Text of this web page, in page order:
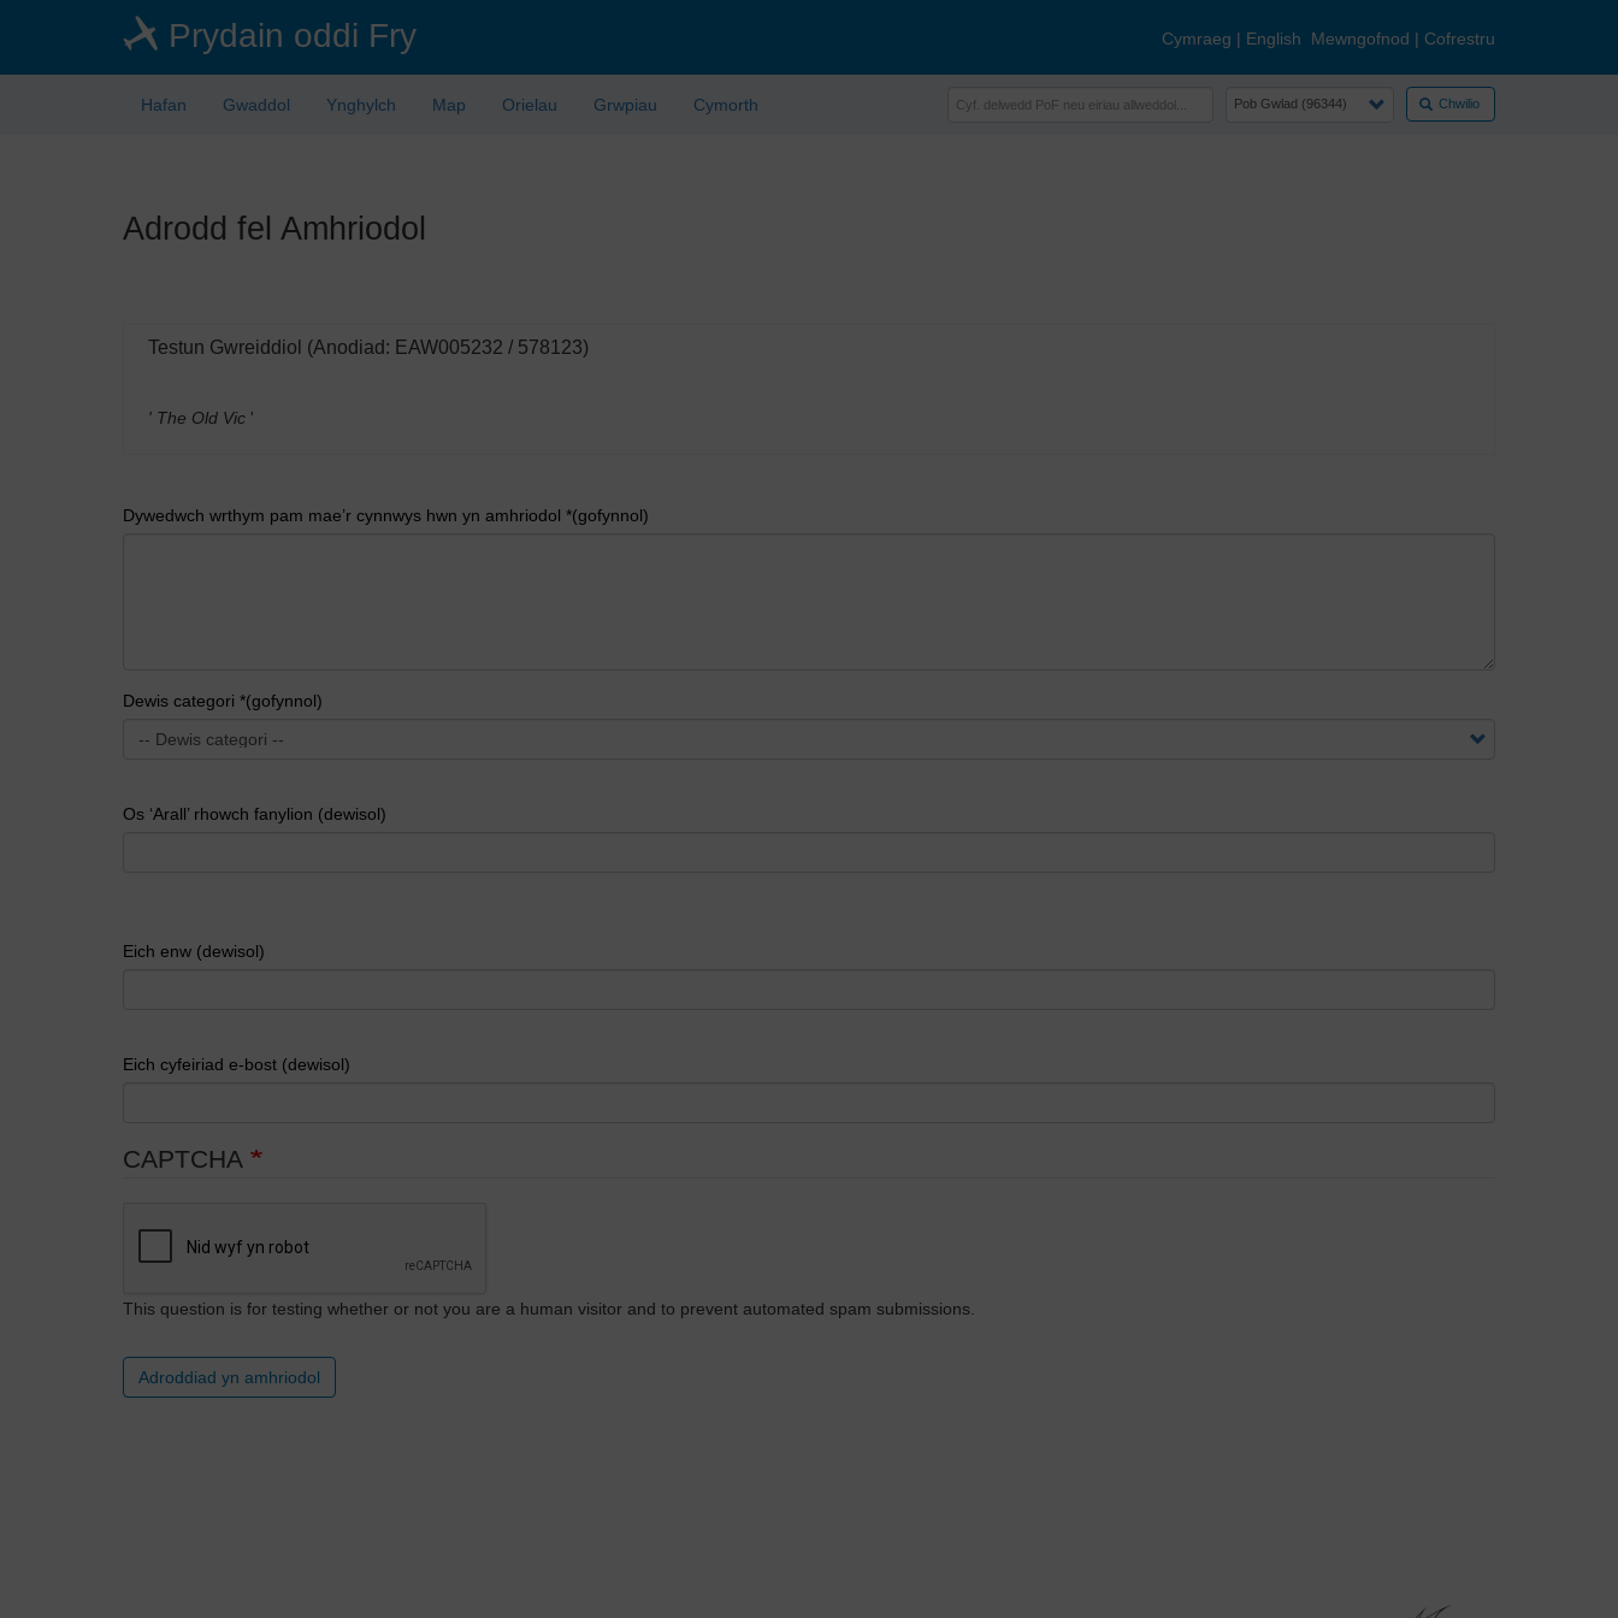
Prydain oddi Fry Cymraeg | English Mewngofnod | Cofrestru
Hafan Gwaddol Ynghylch Map Orielau Grwpiau Cymorth Chwilio
Adrodd fel Amhriodol
Testun Gwreiddiol (Anodiad: EAW005232 / 578123)
' The Old Vic '
Dywedwch wrthym pam mae’r cynnwys hwn yn amhriodol *(gofynnol)
Dewis categori *(gofynnol)
Os ‘Arall’ rhowch fanylion (dewisol)
Eich enw (dewisol)
Eich cyfeiriad e-bost (dewisol)
CAPTCHA
This question is for testing whether or not you are a human visitor and to prevent automated spam submissions.
Adroddiad yn amhriodol